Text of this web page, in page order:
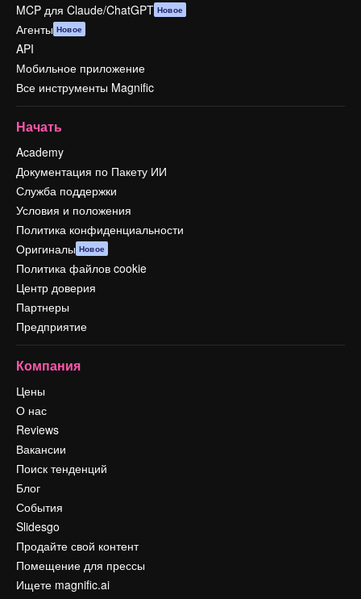
MCP для Claude/ChatGPT Новое
Агенты Новое
API
Мобильное приложение
Все инструменты Magnific
Начать
Academy
Документация по Пакету ИИ
Служба поддержки
Условия и положения
Политика конфиденциальности
Оригиналы Новое
Политика файлов cookie
Центр доверия
Партнеры
Предприятие
Компания
Цены
О нас
Reviews
Вакансии
Поиск тенденций
Блог
События
Slidesgo
Продайте свой контент
Помещение для прессы
Ищете magnific.ai